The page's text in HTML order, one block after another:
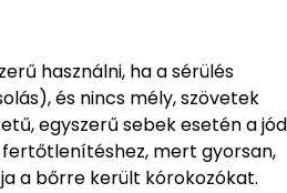
használni, ha a sérülés
és nincs mély, szövetek
egyszerű sebek esetén a jód
mert gyorsan,
a bőrre került kórokozókat.